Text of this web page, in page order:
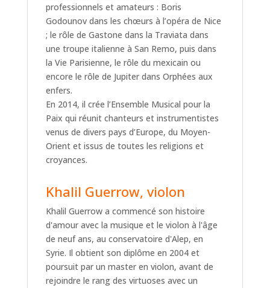
professionnels et amateurs : Boris
Godounov dans les chœurs à l’opéra de Nice
; le rôle de Gastone dans la Traviata dans
une troupe italienne à San Remo, puis dans
la Vie Parisienne, le rôle du mexicain ou
encore le rôle de Jupiter dans Orphées aux
enfers.
En 2014, il crée l’Ensemble Musical pour la
Paix qui réunit chanteurs et instrumentistes
venus de divers pays d’Europe, du Moyen-
Orient et issus de toutes les religions et
croyances.
Khalil Guerrow, violon
Khalil Guerrow a commencé son histoire
d'amour avec la musique et le violon à l'âge
de neuf ans, au conservatoire d'Alep, en
Syrie. Il obtient son diplôme en 2004 et
poursuit par un master en violon, avant de
rejoindre le rang des virtuoses avec un